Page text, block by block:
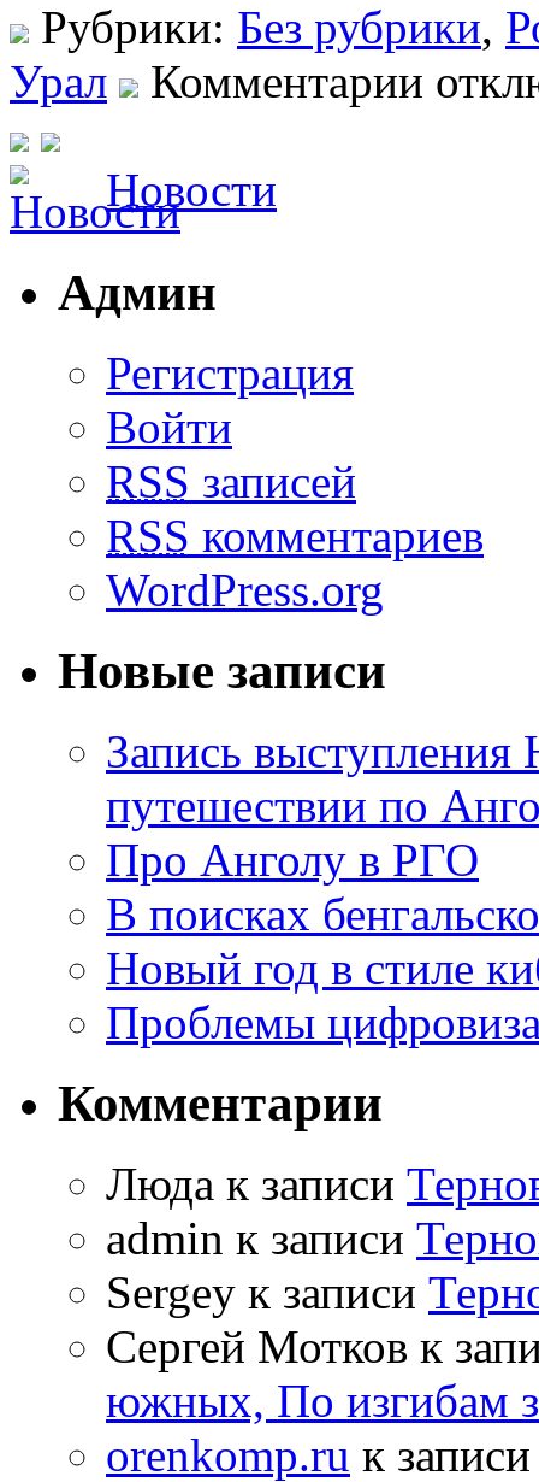
Рубрики: Без рубрики,
Урал
Комментарии
Новости
Админ
Регистрация
Войти
RSS записей
RSS комментариев
WordPress.org
Новые записи
Запись
путешествии по
Про Анголу в РГО
В поисках
Новый год в стиле
Проблемы
Комментарии
Люда к записи
admin к записи
Sergey к записи
Сергей Мотков к
южных, По изгибам
orenkomp.ru к